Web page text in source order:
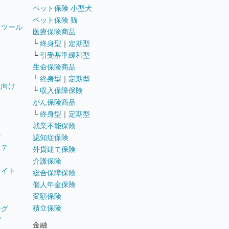
ール
け
ト
ペット保険 小型犬
ペット保険 猫
医療保険商品
└ 終身型 ｜ 定期型
└ 引受基準緩和型
生命保険商品
└ 終身型 ｜ 定期型
└ 収入保障保険
がん保険商品
└ 終身型 ｜ 定期型
就業不能保険
認知症保険
外貨建て保険
介護保険
総合保障保険
個人年金保険
変額保険
積立保険
金融